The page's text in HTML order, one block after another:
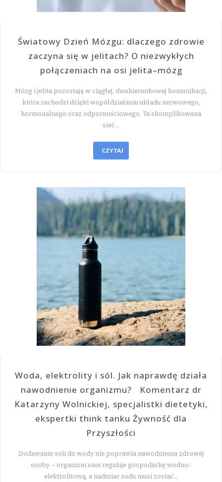
Światowy Dzień Mózgu: dlaczego zdrowie
zaczyna się w jelitach? O niezwykłych
połączeniach na osi jelita–mózg
Mózg i jelita pozostają w ciągłej, dwukierunkowej komunikacji,
która zachodzi dzięki współdziałaniu układu nerwowego,
hormonalnego oraz odpornościowego. Ta skomplikowana
sieć…
CZYTAJ
Woda, elektrolity i sól. Jak naprawdę działa
nawodnienie organizmu? Komentarz dr
Katarzyny Wolnickiej, specjalistki dietetyki,
ekspertki think tanku Żywność dla
Przyszłości
Dodawanie soli do wody nie poprawia nawodnienia zdrowej
osoby – organizm sam reguluje gospodarkę wodno-
elektrolitową, a nadmiar sodu musi zostać…